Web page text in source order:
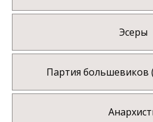
Эсеры
Партия большевиков